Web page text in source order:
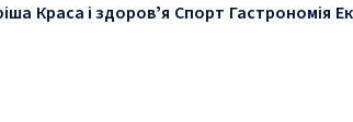
Краса і здоровʼя Спорт Гастрономія